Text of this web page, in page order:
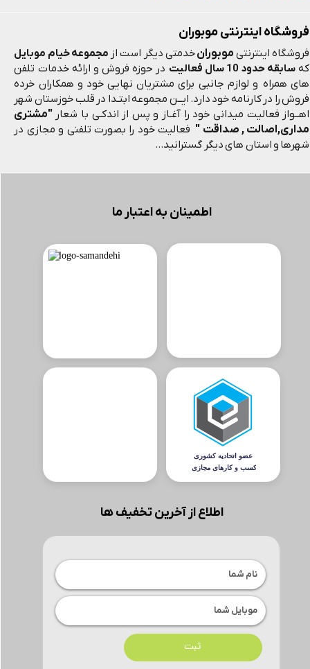
فروشگاه اینترنتی موبوران
فروشگاه اینترنتی موبورانخدمتی دیگر است از مجموعه خیام موبایل
که سابقه حدود 10 سال فعالیت
در حوزه فروش و ارائه خدمات تلفن
های همراه و لوازم جانبی برای مشتریان نهایی خود و همکاران خرده
فروش را در کارنامه خود دارد. ایــن مجموعه ابتـدا در قلب خوزستان شهر
اهــواز فعالیت میدانی خود را آغـاز و پس از اندکـی با شعار "مشتری
مداری,اصالت , صداقت " فعالیت خود را بصورت تلفنی و مجازی در
شهرها و استان های دیگر گسترانید...
اطمینان به اعتبار ما
اطلاع از آخرین تخفیف ها
ثبت